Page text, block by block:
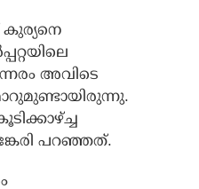
കുര്യനെ
അവിടെ
പറഞ്ഞത്.